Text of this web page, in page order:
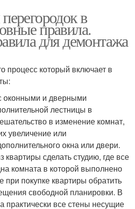
в
правила.
для демонтажа
процесс который включает в
оконными и дверными
лестницы в
в изменение комнат,
увеличение или
окна или двери.
квартиры сделать студию, где все
комната в которой выполнено
при покупке квартиры обратить
свободной планировки. В
практически все стены несущие